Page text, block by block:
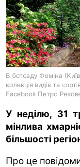
ua ru en
В ботсаду Фоміна
колекція видів та
Facebook Петро
У неділю, 31
мінлива
більшості
Про це